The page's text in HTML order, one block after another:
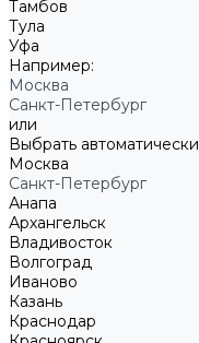
Тамбов
Тула
Уфа
Например:
Москва
Санкт-Петербург
или
Выбрать автоматически
Москва
Санкт-Петербург
Анапа
Архангельск
Владивосток
Волгоград
Иваново
Казань
Краснодар